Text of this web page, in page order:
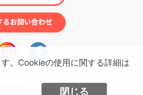
。Cookieの使用に関する詳細は
閉じる
研究所 All rights reserved.